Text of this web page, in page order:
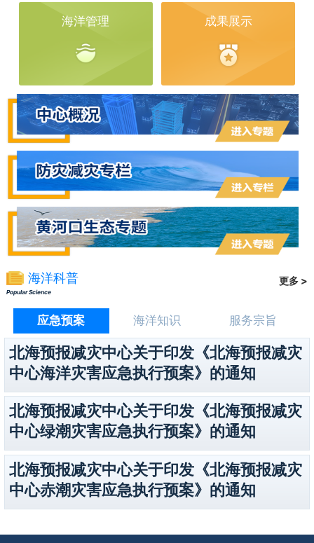
海洋管理 成果展示
海洋科普
Popular Science
更多 >
应急预案 海洋知识 服务宗旨
北海预报减灾中心关于印发《北海预报减灾
中心海洋灾害应急执行预案》的通知
北海预报减灾中心关于印发《北海预报减灾
中心绿潮灾害应急执行预案》的通知
北海预报减灾中心关于印发《北海预报减灾
中心赤潮灾害应急执行预案》的通知